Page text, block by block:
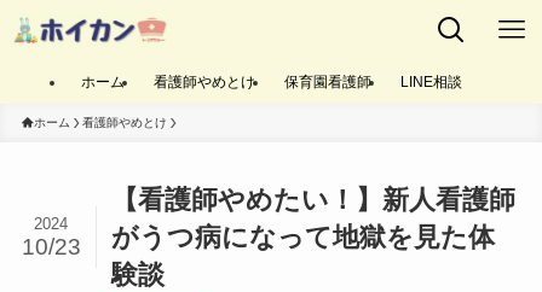
ホーム 看護師やめとけ 保育園看護師 LINE相談
ホーム 看護師やめとけ
【看護師やめたい！】新人看護師
がうつ病になって地獄を見た体
験談
2024
10/23